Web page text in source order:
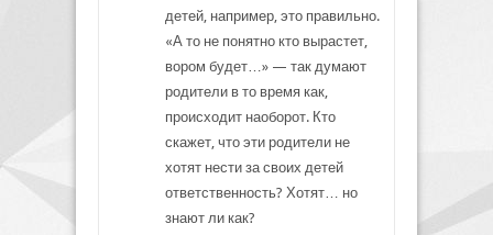
детей, например, это правильно.
«А то не понятно кто вырастет,
вором будет…» — так думают
родители в то время как,
происходит наоборот. Кто
скажет, что эти родители не
хотят нести за своих детей
ответственность? Хотят… но
знают ли как?